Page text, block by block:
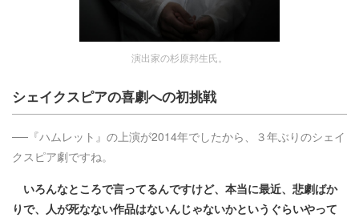
演出家の杉原邦生氏。
シェイクスピアの喜劇への初挑戦
──『ハムレット』の上演が2014年でしたから、３年ぶりのシェイ
クスピア劇ですね。
いろんなところで言ってるんですけど、本当に最近、悲劇ばか
りで、人が死なない作品はないんじゃないかというぐらいやって